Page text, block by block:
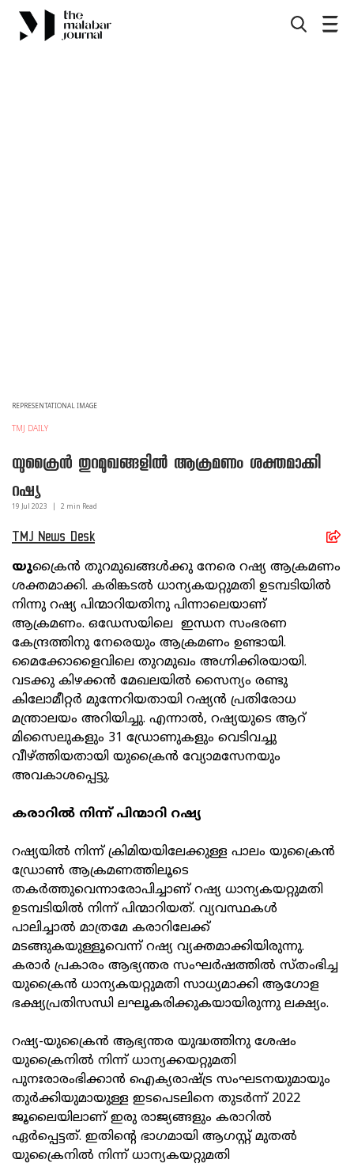
REPRESENTATIONAL IMAGE
TMJ DAILY
യുക്രൈന്‍ തുറമുഖങ്ങളില്‍ ആക്രമണം ശക്തമാക്കി
റഷ്യ
19 Jul 2023 2 min Read
TMJ News Desk
യുക്രൈന്‍ തുറമുഖങ്ങള്‍ക്കു നേരെ റഷ്യ ആക്രമണം
ശക്തമാക്കി. കരിങ്കടല്‍ ധാന്യകയറ്റുമതി ഉടമ്പടിയില്‍
നിന്നു റഷ്യ പിന്മാറിയതിനു പിന്നാലെയാണ്
ആക്രമണം. ഒഡേസയിലെ ഇന്ധന സംഭരണ
കേന്ദ്രത്തിനു നേരെയും ആക്രമണം ഉണ്ടായി.
മൈക്കോളൈവിലെ തുറമുഖം അഗ്നിക്കിരയായി.
വടക്കു കിഴക്കന്‍ മേഖലയില്‍ സൈന്യം രണ്ടു
കിലോമീറ്റര്‍ മുന്നേറിയതായി റഷ്യന്‍ പ്രതിരോധ
മന്ത്രാലയം അറിയിച്ചു. എന്നാല്‍, റഷ്യയുടെ ആറ്
മിസൈലുകളും 31 ഡ്രോണുകളും വെടിവച്ചു
വീഴ്ത്തിയതായി യുക്രൈന്‍ വ്യോമസേനയും
അവകാശപ്പെട്ടു.
കരാറില്‍ നിന്ന് പിന്മാറി റഷ്യ
റഷ്യയില്‍ നിന്ന് ക്രിമിയയിലേക്കുള്ള പാലം യുക്രൈന്‍
ഡ്രോണ്‍ ആക്രമണത്തിലൂടെ
തകര്‍ത്തുവെന്നാരോപിച്ചാണ് റഷ്യ ധാന്യകയറ്റുമതി
ഉടമ്പടിയില്‍ നിന്ന് പിന്മാറിയത്. വ്യവസ്ഥകള്‍
പാലിച്ചാല്‍ മാത്രമേ കരാറിലേക്ക്
മടങ്ങുകയുള്ളൂവെന്ന് റഷ്യ വ്യക്തമാക്കിയിരുന്നു.
കരാര്‍ പ്രകാരം ആഭ്യന്തര സംഘര്‍ഷത്തില്‍ സ്തംഭിച്ച
യുക്രൈന്‍ ധാന്യകയറ്റുമതി സാധ്യമാക്കി ആഗോള
ഭക്ഷ്യപ്രതിസന്ധി ലഘൂകരിക്കുകയായിരുന്നു ലക്ഷ്യം.
റഷ്യ-യുക്രൈന്‍ ആഭ്യന്തര യുദ്ധത്തിനു ശേഷം
യുക്രൈനില്‍ നിന്ന് ധാന്യക്കയറ്റുമതി
പുനഃരാരംഭിക്കാന്‍ ഐക്യരാഷ്ട്ര സംഘടനയുമായും
തുര്‍ക്കിയുമായുള്ള ഇടപെടലിനെ തുടര്‍ന്ന് 2022
ജൂലൈയിലാണ് ഇരു രാജ്യങ്ങളും കരാറില്‍
ഏര്‍പ്പെട്ടത്. ഇതിന്റെ ഭാഗമായി ആഗസ്റ്റ് മുതല്‍
യുക്രൈനില്‍ നിന്ന് ധാന്യകയറ്റുമതി